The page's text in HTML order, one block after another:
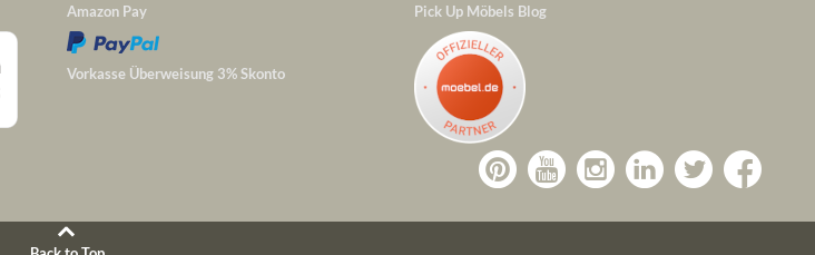
Amazon Pay
Vorkasse Überweisung 3% Skonto
Pick Up Möbels Blog
Zu Zu Zu Zu Pick-